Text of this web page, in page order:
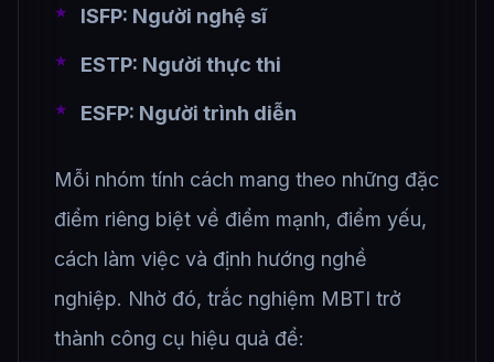
ISFP: Người nghệ sĩ
ESTP: Người thực thi
ESFP: Người trình diễn
Mỗi nhóm tính cách mang theo những đặc
điểm riêng biệt về điểm mạnh, điểm yếu,
cách làm việc và định hướng nghề
nghiệp. Nhờ đó, trắc nghiệm MBTI trở
thành công cụ hiệu quả để: